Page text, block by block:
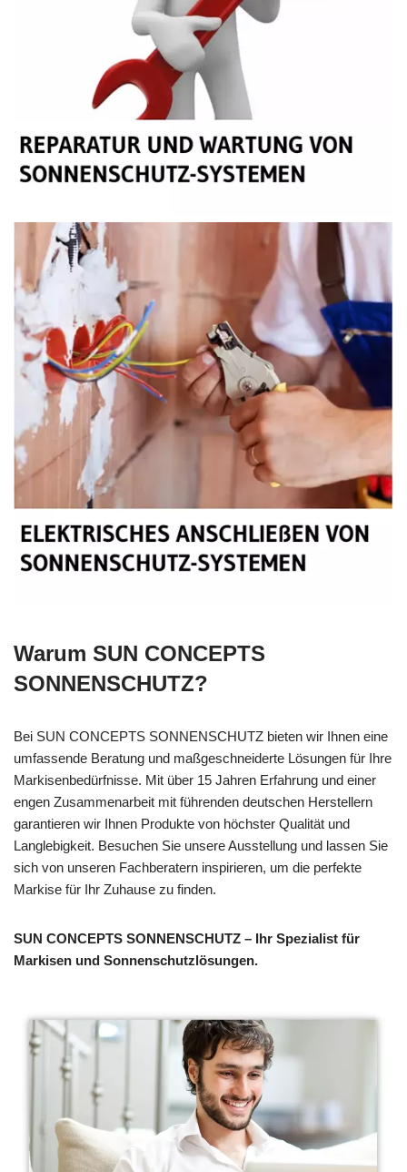
Warum SUN CONCEPTS
SONNENSCHUTZ?
Bei SUN CONCEPTS SONNENSCHUTZ bieten wir Ihnen eine
umfassende Beratung und maßgeschneiderte Lösungen für Ihre
Markisenbedürfnisse. Mit über 15 Jahren Erfahrung und einer
engen Zusammenarbeit mit führenden deutschen Herstellern
garantieren wir Ihnen Produkte von höchster Qualität und
Langlebigkeit. Besuchen Sie unsere Ausstellung und lassen Sie
sich von unseren Fachberatern inspirieren, um die perfekte
Markise für Ihr Zuhause zu finden.
SUN CONCEPTS SONNENSCHUTZ – Ihr Spezialist für
Markisen und Sonnenschutzlösungen.